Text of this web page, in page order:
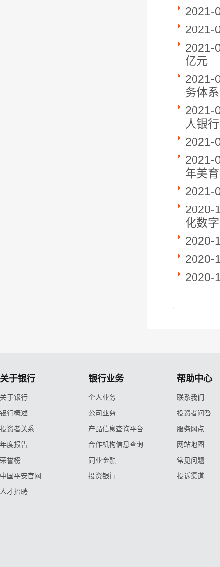
2021-
2021-
2021-
亿元
2021-
务体系
2021-
人银
2021-
2021-
年美
2021-
2020-
化数
2020-
2020-
2020-
关于银行
关于银行
银行概述
投资者关系
年度报告
荣誉榜
中国平安官网
人才招聘
银行业务
个人业务
公司业务
产品信息查询平台
合作机构信息查询
同业金融
投资银行
帮助中心
联系我们
投资者问答
服务网点
网站地图
常见问题
投诉渠道